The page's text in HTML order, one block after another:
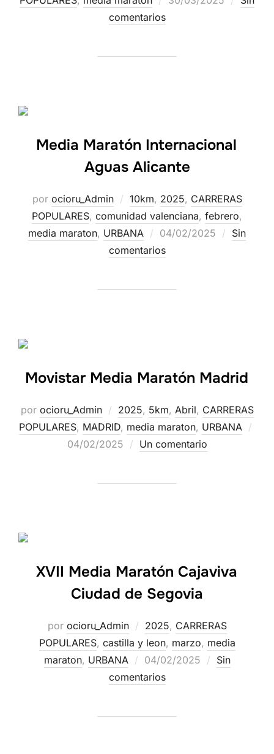
comentarios
Media Maratón Internacional
Aguas Alicante
por ocioru_Admin 10km, 2025, CARRERAS
POPULARES, comunidad valenciana, febrero,
media maraton, URBANA 04/02/2025
Sin
comentarios
Movistar Media Maratón Madrid
por ocioru_Admin 2025, 5km, Abril, CARRERAS
POPULARES, MADRID, media maraton, URBANA
04/02/2025
Un comentario
XVII Media Maratón Cajaviva
Ciudad de Segovia
por ocioru_Admin 2025, CARRERAS
POPULARES, castilla y leon, marzo, media
maraton, URBANA 04/02/2025
Sin
comentarios